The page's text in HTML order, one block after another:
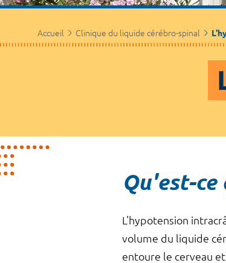
Accueil Clinique du liquide cérébro-spinal
Qu'est-ce
L'hypotension
volume du liquide
entoure le cerveau